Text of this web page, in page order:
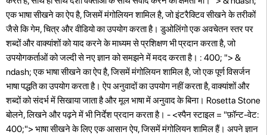
एक भाषा सीखने का ऐप है, जिसमें मंगोलियन शामिल है, जो इंटरैक्टिव सीखने के तरीकों
जैसे कि गेम, चित्र और वीडियो का उपयोग करता है। डुओलिंगो एक अवचेतन स्तर पर
शब्दों और वाक्यांशों को याद करने के माध्यम से प्रशिक्षण भी प्रदान करता है, जो
उपयोगकर्ताओं को जल्दी से नए ज्ञान को समझने में मदद करता है। : 400; "> &
ndash; एक भाषा सीखने का ऐप है, जिसमें मंगोलियन शामिल है, जो एक पूर्ण विसर्जन
भाषा पद्धति का उपयोग करता है। ऐप अनुवादों का उपयोग नहीं करता है, वाक्यांशों और
शब्दों को संदर्भ में सिखाया जाता है और मूल भाषा में अनुवाद के बिना। Rosetta Stone
बोलने, लिखने और पढ़ने में भी निर्देश प्रदान करता है। - <स्पैन स्टाइल = "फ़ॉन्ट-वेट:
400;"> भाषा सीखने के लिए एक आसान ऐप, जिसमें मंगोलियन शामिल हैं। अपने ज्ञान